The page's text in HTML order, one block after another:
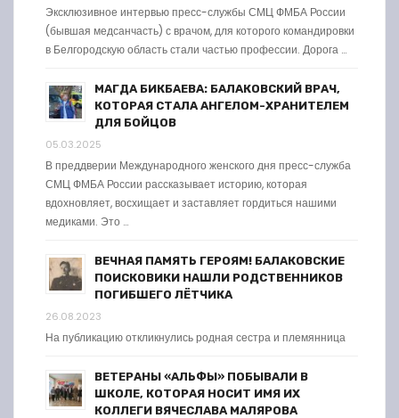
Эксклюзивное интервью пресс-службы СМЦ ФМБА России
(бывшая медсанчасть) с врачом, для которого командировки
в Белгородскую область стали частью профессии. Дорога …
МАГДА БИКБАЕВА: БАЛАКОВСКИЙ ВРАЧ,
КОТОРАЯ СТАЛА АНГЕЛОМ-ХРАНИТЕЛЕМ
ДЛЯ БОЙЦОВ
05.03.2025
В преддверии Международного женского дня пресс-служба
СМЦ ФМБА России рассказывает историю, которая
вдохновляет, восхищает и заставляет гордиться нашими
медиками. Это …
ВЕЧНАЯ ПАМЯТЬ ГЕРОЯМ! БАЛАКОВСКИЕ
ПОИСКОВИКИ НАШЛИ РОДСТВЕННИКОВ
ПОГИБШЕГО ЛЁТЧИКА
26.08.2023
На публикацию откликнулись родная сестра и племянница
ВЕТЕРАНЫ «АЛЬФЫ» ПОБЫВАЛИ В
ШКОЛЕ, КОТОРАЯ НОСИТ ИМЯ ИХ
КОЛЛЕГИ ВЯЧЕСЛАВА МАЛЯРОВА